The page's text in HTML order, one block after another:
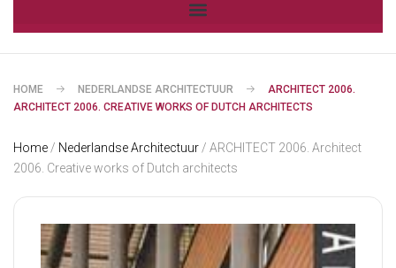
HOME NEDERLANDSE ARCHITECTUUR
ARCHITECT 2006.
ARCHITECT 2006. CREATIVE WORKS OF DUTCH ARCHITECTS
Home / Nederlandse Architectuur / ARCHITECT 2006. Architect
2006. Creative works of Dutch architects